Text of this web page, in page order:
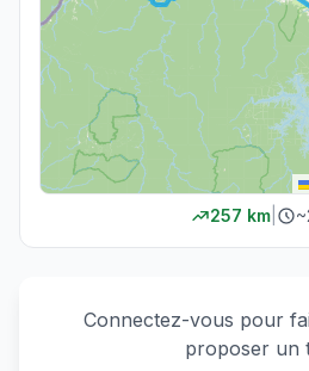
257 km| ~
Connectez-vous pour
proposer un